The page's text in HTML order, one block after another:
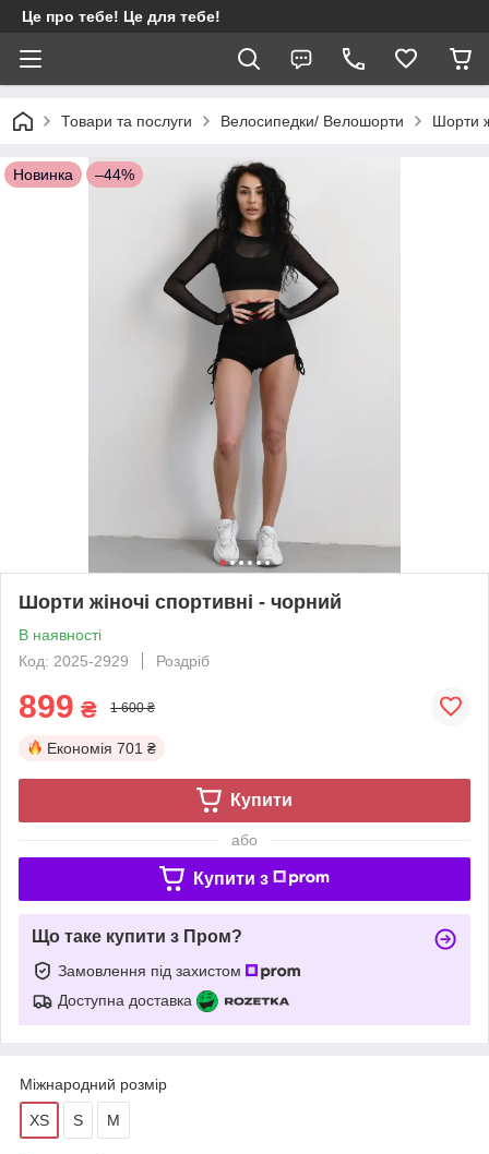
Це про тебе! Це для тебе!
Товари та послуги Велосипедки/ Велошорти Шорти
Новинка –44%
Шорти жіночі спортивні - чорний
В наявності
Код: 2025-2929
Роздріб
899 ₴ 1 600 ₴
Економія 701 ₴
Купити
або
Купити з
Що таке купити з Пром?
Замовлення під захистом
Доступна доставка
Міжнародний розмір
XS S M